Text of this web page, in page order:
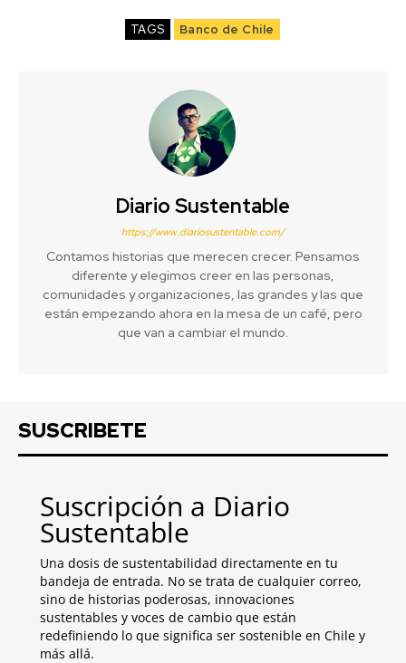
TAGS Banco de Chile
Diario Sustentable
https://www.diariosustentable.com/
Contamos historias que merecen crecer. Pensamos
diferente y elegimos creer en las personas,
comunidades y organizaciones, las grandes y las que
están empezando ahora en la mesa de un café, pero
que van a cambiar el mundo.
SUSCRIBETE
Suscripción a Diario
Sustentable
Una dosis de sustentabilidad directamente en tu
bandeja de entrada. No se trata de cualquier correo,
sino de historias poderosas, innovaciones
sustentables y voces de cambio que están
redefiniendo lo que significa ser sostenible en Chile y
más allá.